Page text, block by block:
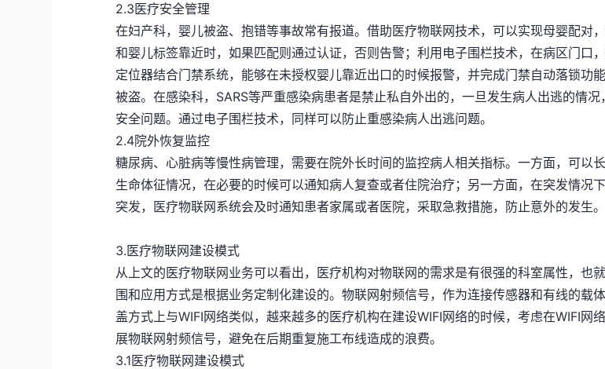
2.3医疗安全管理
在妇产科，婴儿被盗、抱错等事故常有报道。借助医疗物联网技术，可以实现母婴配对
和婴儿标签靠近时，如果匹配则通过认证，否则告警；利用电子围栏技术，在病区门口
定位器结合门禁系统，能够在未授权婴儿靠近出口的时候报警，并完成门禁自动落锁功
被盗。在感染科，SARS等严重感染病患者是禁止私自外出的，一旦发生病人出逃的情况
安全问题。通过电子围栏技术，同样可以防止重感染病人出逃问题。
2.4院外恢复监控
糖尿病、心脏病等慢性病管理，需要在院外长时间的监控病人相关指标。一方面，可以
生命体征情况，在必要的时候可以通知病人复查或者住院治疗；另一方面，在突发情况
突发，医疗物联网系统会及时通知患者家属或者医院，采取急救措施，防止意外的发生。
3.医疗物联网建设模式
从上文的医疗物联网业务可以看出，医疗机构对物联网的需求是有很强的科室属性，也
围和应用方式是根据业务定制化建设的。物联网射频信号，作为连接传感器和有线的载
盖方式上与WIFI网络类似，越来越多的医疗机构在建设WIFI网络的时候，考虑在WIFI网
展物联网射频信号，避免在后期重复施工布线造成的浪费。
3.1医疗物联网建设模式